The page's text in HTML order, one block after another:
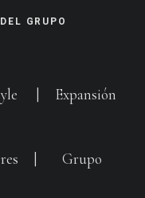
GRUPO
Expansión
Grupo